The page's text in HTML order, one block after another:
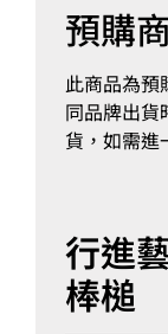
預購
此商品為
同品牌出貨
貨，如需進
行進
棒槌